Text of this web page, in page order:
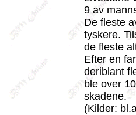
9 av
De fleste
tyskere.
de fleste
Efter en
deriblant
ble over
skadene.
(Kilder: